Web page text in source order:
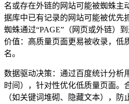
名或存在外链的网站可能被蜘蛛主
据库中已有记录的网站可能被优先
蜘蛛通过“PAGE”（网页或外链）
价值：高质量页面更易被收录，低
名。
数据驱动决策：通过百度统计分析
时间），针对性优化低质量页面。
（如关键词堆砌、隐藏文本），